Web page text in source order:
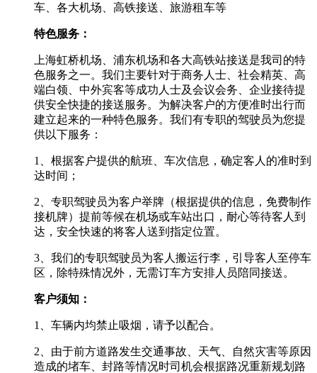
车、各大机场、高铁接送、旅游租车等
特色服务：
上海虹桥机场、浦东机场和各大高铁站接送是我司的特
色服务之一。我们主要针对于商务人士、社会精英、高
端白领、中外宾客等成功人士及会议会务、企业接待提
供安全快捷的接送服务。为解决客户的方便准时出行而
建立起来的一种特色服务。我们有专职的驾驶员为您提
供以下服务：
1、根据客户提供的航班、车次信息，确定客人的准时到
达时间；
2、专职驾驶员为客户举牌（根据提供的信息，免费制作
接机牌）提前等候在机场或车站出口，耐心等待客人到
达，安全快速的将客人送到指定位置。
3、我们的专职驾驶员为客人搬运行李，引导客人至停车
区，除特殊情况外，无需订车方安排人员陪同接送。
客户须知：
1、车辆内均禁止吸烟，请予以配合。
2、由于前方道路发生交通事故、天气、自然灾害等原因
造成的堵车、封路等情况时司机会根据路况重新规划路